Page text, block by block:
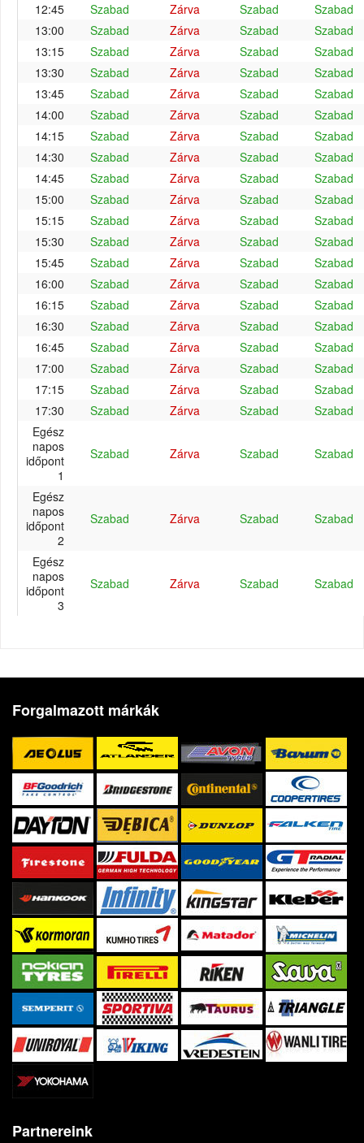
12:45
Szabad Zárva Szabad
Szabad
13:00
Szabad Zárva Szabad
Szabad
13:15
Szabad Zárva Szabad
Szabad
13:30
Szabad Zárva Szabad
Szabad
13:45
Szabad Zárva Szabad
Szabad
14:00
Szabad Zárva Szabad
Szabad
14:15
Szabad Zárva Szabad
Szabad
14:30
Szabad Zárva Szabad
Szabad
14:45
Szabad Zárva Szabad
Szabad
15:00
Szabad Zárva Szabad
Szabad
15:15
Szabad Zárva Szabad
Szabad
15:30
Szabad Zárva Szabad
Szabad
15:45
Szabad Zárva Szabad
Szabad
16:00
Szabad Zárva Szabad
Szabad
16:15
Szabad Zárva Szabad
Szabad
16:30
Szabad Zárva Szabad
Szabad
16:45
Szabad Zárva Szabad
Szabad
17:00
Szabad Zárva Szabad
Szabad
17:15
Szabad Zárva Szabad
Szabad
17:30
Szabad Zárva Szabad
Szabad
Egész
napos
időpont
1
Szabad Zárva Szabad Szabad
Egész
napos
időpont
2
Szabad Zárva Szabad Szabad
Egész
napos
időpont
3
Szabad Zárva Szabad Szabad
Forgalmazott márkák
Partnereink